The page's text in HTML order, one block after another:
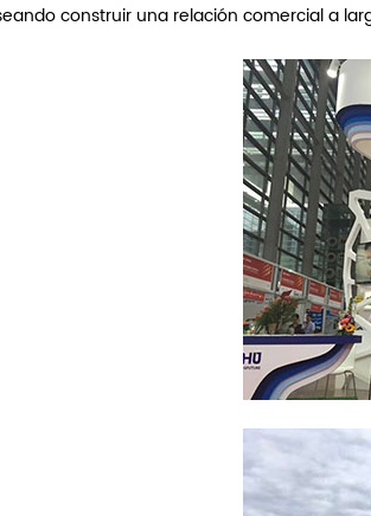
construir una relación comercial a